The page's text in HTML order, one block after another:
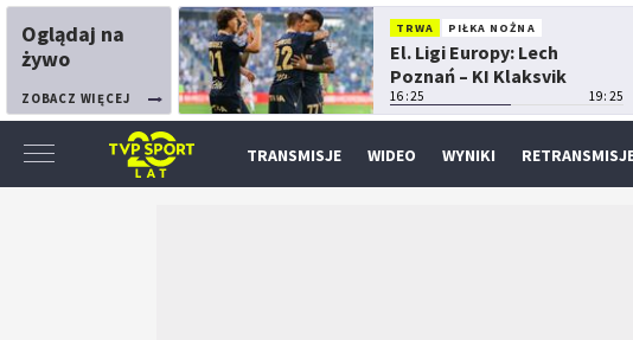
Oglądaj na
żywo
ZOBACZ WIĘCEJ
TRWA PIŁKA NOŻNA
El. Ligi Europy: Lech
Poznań – KI Klaksvik
16:25 19:25
TRANSMISJE WIDEO WYNIKI